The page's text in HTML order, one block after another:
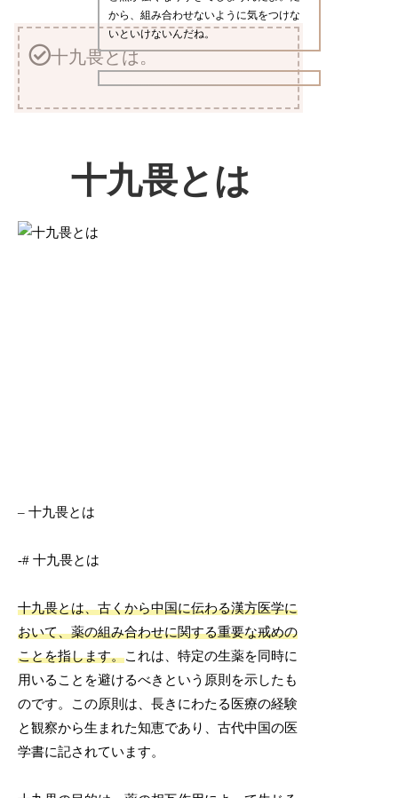
から、組み合わせないように気をつけな
いといけないんだね。
十九畏とは。
十九畏とは
– 十九畏とは
-# 十九畏とは
十九畏とは、古くから中国に伝わる漢方医学に
おいて、薬の組み合わせに関する重要な戒めの
ことを指します。これは、特定の生薬を同時に
用いることを避けるべきという原則を示したも
のです。この原則は、長きにわたる医療の経験
と観察から生まれた知恵であり、古代中国の医
学書に記されています。